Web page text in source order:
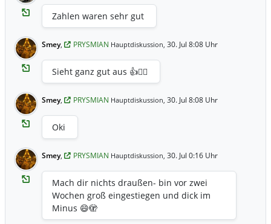
Zahlen waren sehr gut
Smey, PRYSMIAN Hauptdiskussion, 30. Jul 8:08 Uhr
Sieht ganz gut aus 👍✌🏽
Smey, PRYSMIAN Hauptdiskussion, 30. Jul 8:08 Uhr
Oki
Smey, PRYSMIAN Hauptdiskussion, 30. Jul 0:16 Uhr
Mach dir nichts draußen- bin vor zwei
Wochen groß eingestiegen und dick im
Minus 😄🫣